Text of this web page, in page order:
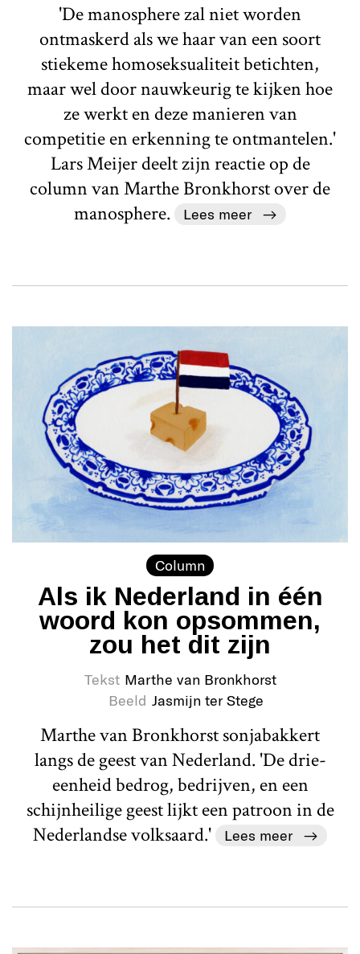
'De manosphere zal niet worden
ontmaskerd als we haar van een soort
stiekeme homoseksualiteit betichten,
maar wel door nauwkeurig te kijken hoe
ze werkt en deze manieren van
competitie en erkenning te ontmantelen.'
Lars Meijer deelt zijn reactie op de
column van Marthe Bronkhorst over de
manosphere.
Lees meer
Column
Als ik Nederland in één
woord kon opsommen,
zou het dit zijn
Tekst Marthe van Bronkhorst
Beeld Jasmijn ter Stege
Marthe van Bronkhorst sonjabakkert
langs de geest van Nederland. 'De drie-
eenheid bedrog, bedrijven, en een
schijnheilige geest lijkt een patroon in de
Nederlandse volksaard.'
Lees meer